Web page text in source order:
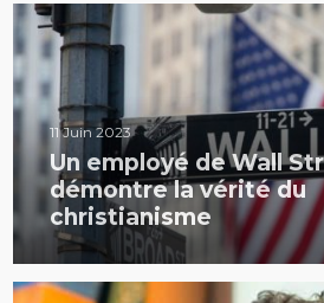
11 Juin 2023
Un employé de Wall
démontre la vérité du
christianisme